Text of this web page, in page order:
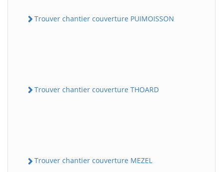
Trouver chantier couverture PUIMOISSON
Trouver chantier couverture THOARD
Trouver chantier couverture MEZEL